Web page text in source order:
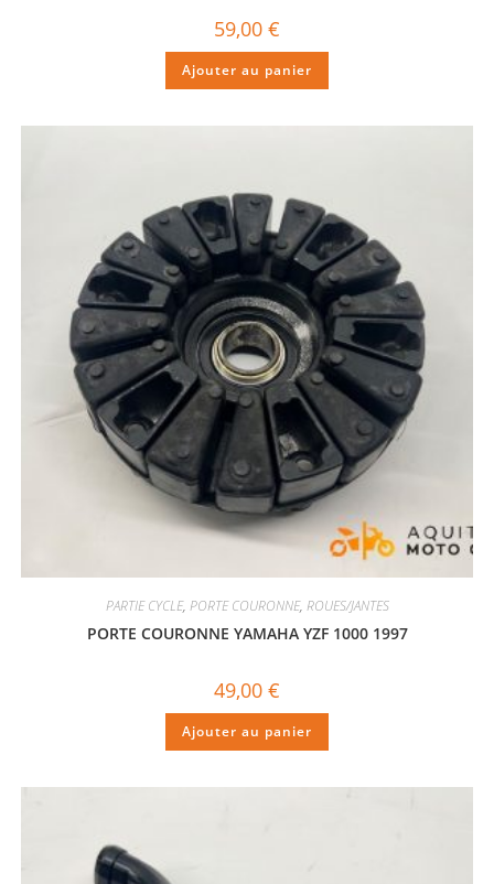
59,00 €
Ajouter au panier
PARTIE CYCLE, PORTE COURONNE, ROUES/JANTES
PORTE COURONNE YAMAHA YZF 1000 1997
49,00 €
Ajouter au panier